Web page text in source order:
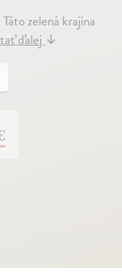
zelená krajina
ďalej↓